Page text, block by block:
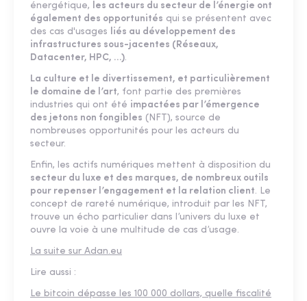
énergétique, les acteurs du secteur de l’énergie ont
également des opportunités qui se présentent avec
des cas d'usages liés au développement des
infrastructures sous-jacentes (Réseaux,
Datacenter, HPC, …).
La culture et le divertissement, et particulièrement
le domaine de l’art, font partie des premières
industries qui ont été impactées par l’émergence
des jetons non fongibles (NFT), source de
nombreuses opportunités pour les acteurs du
secteur.
Enfin, les actifs numériques mettent à disposition du
secteur du luxe et des marques, de nombreux outils
pour repenser l’engagement et la relation client. Le
concept de rareté numérique, introduit par les NFT,
trouve un écho particulier dans l’univers du luxe et
ouvre la voie à une multitude de cas d’usage.
La suite sur Adan.eu
Lire aussi :
Le bitcoin dépasse les 100 000 dollars, quelle fiscalité